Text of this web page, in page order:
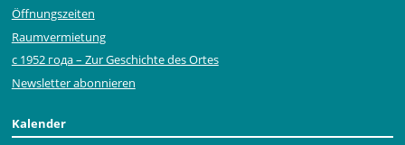
Öffnungszeiten
Raumvermietung
с 1952 года – Zur Geschichte des Ortes
Newsletter abonnieren
Kalender